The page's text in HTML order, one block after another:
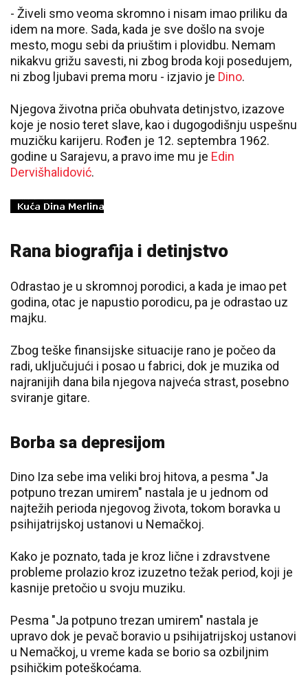
- Živeli smo veoma skromno i nisam imao priliku da
idem na more. Sada, kada je sve došlo na svoje
mesto, mogu sebi da priuštim i plovidbu. Nemam
nikakvu grižu savesti, ni zbog broda koji posedujem,
ni zbog ljubavi prema moru - izjavio je Dino.
Njegova životna priča obuhvata detinjstvo, izazove
koje je nosio teret slave, kao i dugogodišnju uspešnu
muzičku karijeru. Rođen je 12. septembra 1962.
godine u Sarajevu, a pravo ime mu je Edin
Dervišhalidović.
Rana biografija i detinjstvo
Odrastao je u skromnoj porodici, a kada je imao pet
godina, otac je napustio porodicu, pa je odrastao uz
majku.
Zbog teške finansijske situacije rano je počeo da
radi, uključujući i posao u fabrici, dok je muzika od
najranijih dana bila njegova najveća strast, posebno
sviranje gitare.
Borba sa depresijom
Dino Iza sebe ima veliki broj hitova, a pesma "Ja
potpuno trezan umirem" nastala je u jednom od
najtežih perioda njegovog života, tokom boravka u
psihijatrijskoj ustanovi u Nemačkoj.
Kako je poznato, tada je kroz lične i zdravstvene
probleme prolazio kroz izuzetno težak period, koji je
kasnije pretočio u svoju muziku.
Pesma "Ja potpuno trezan umirem" nastala je
upravo dok je pevač boravio u psihijatrijskoj ustanovi
u Nemačkoj, u vreme kada se borio sa ozbiljnim
psihičkim poteškoćama.